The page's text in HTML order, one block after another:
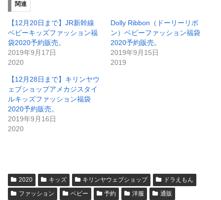
関連
【12月20日まで】JR新幹線
ベビーキッズファッション福
袋2020予約販売。
2019年9月17日
2020
Dolly Ribbon（ドーリーリボ
ン）ベビーファッション福袋
2020予約販売。
2019年9月15日
2019
【12月28日まで】キリンヤウ
ェブショップアメカジスタイ
ルキッズファッション福袋
2020予約販売。
2019年9月16日
2020
2020 キッズ キリンヤウェブショップ
ドラえもん
ファッション
ベビー 予約 洋服 通販